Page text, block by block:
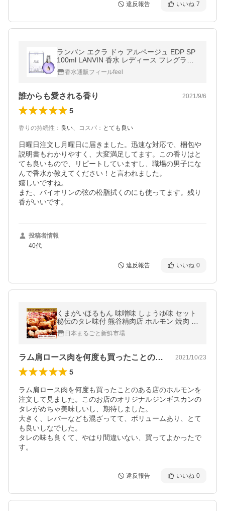
違反報告 いいね 7
ランバン エクラ ドゥ アルページュ EDP SP
100ml LANVIN 香水 レディース フレグラン
ス香水通販フィールfeel
誰からも愛される香り 2021/9/6
5
香りの持続性 ： 良い、 コスパ ： とても良い
日曜日注文し月曜日に届きました。迅速な対応で、梱包や
説明書もわかりやすく、大変満足してます。この香りはと
ても良いもので、リピートしていますし、職場の男子にな
んで香水か教えてください！と言われました。
嬉しいですね。
また、バイオリンの弦の松脂拭くのにも使ってます。残り
香がいいです。
投稿者情報
40代
違反報告 いいね 0
くまがいほるもん 味噌味 しょうゆ味 セット
秘伝のタレ味付 熊谷精肉店 ホルモン 焼肉 も
つ 鍋 BBQ 焼肉 豚 お取り寄せ うちホル 贈り
物 日本まるごと新鮮市場
ラム肩ロース肉を何度も買ったことのある… 2021/10/23
5
ラム肩ロース肉を何度も買ったことのある店のホルモンを
注文して見ました。このお店のオリジナルジンギスカンの
タレがめちゃ美味しいし、期待しました。
大きく、レバーなども混ざってて、ボリュームあり、とて
も良いしなでした。
タレの味も良くて、やはり間違いない、買ってよかったで
す。
違反報告 いいね 0